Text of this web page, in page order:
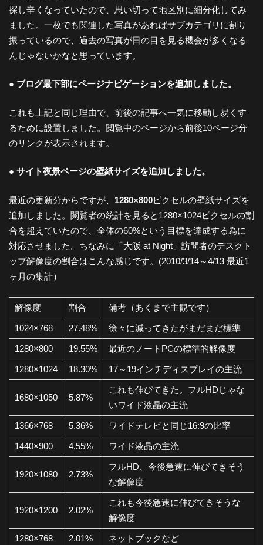
阪
夜
景
都
市
景
探
訪-
探し辛くなっていたので、思い切って地区別に細分化してみ
ました。一枚でも関連した写真があればサブカテゴリに割り
振っているので、過去の写真が日の目を見る機会が多くなる
んじゃないかなと思っています。
● ブログ最下部にページナビゲーションを追加しました。
これも上記と同じ理由で、前後の記事へ一気に移動し易くす
るために設置しました。閲覧中のページから前後10ページ分
のリンクが表示されます。
● サイト夜景ページの壁紙サイズを追加しました。
最近の更新分からですが、 1280×800ピクセルの壁紙サイズを
追加しました。閲覧者の統計を見ると1280×1024ピクセルの割
合を超えていたので、全体の60%という目標を達成する為に
対応させました。ちなみに「大阪 at Night」訪問者のデスクト
ップ解像度の割合はこんな感じです。(2010/3/14～4/13 最近1
ヶ月の集計）
解像度 割合 備考（あくまで主観です）
1024×768 27.48% 徐々に減ってきたがまだまだ標準
1280×800 19.55% 最近のノートPCの標準的解像度
1280×1024 18.30% 17～19インチディスプレイの主流
1680×1050 5.87%
これも伸びてきた。フルHDじゃな
いワイド液晶の主流
1366×768 5.36% ワイドテレビと同じ16:9の比率
1440×900 4.55% ワイド液晶の主流
1920×1080 2.73%
フルHD、今後急速に伸びてきそう
な解像度
1920×1200 2.02%
これも今後急速に伸びてきそうな
解像度
1280×768 2.01% ネットブックなど